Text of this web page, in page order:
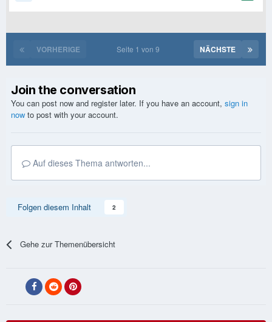
VORHERIGE NÄCHSTE
Seite 1 von 9
Join the conversation
You can post now and register later. If you have an account, sign in
now to post with your account.
Auf dieses Thema antworten...
Folgen diesem Inhalt 2
Gehe zur Themenübersicht